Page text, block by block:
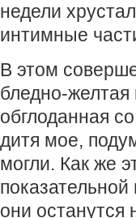
недели
интимные
В этом
бледно-желтая
обглоданная
дитя мое,
могли. Как же
они останутся